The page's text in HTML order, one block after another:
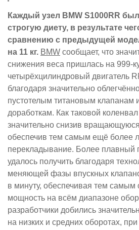
Каждый узел BMW S1000RR
строгую диету, в результате
сравнению с предыдущей
на 11 кг. BMW сообщает, что
снижения веса пришлась на 999-
четырёхцилиндровый двигатель
благодаря значительно
пустотелым титановым клапанам
доработкам. Как таковой коленвал
значительно снизив
обеспечив тем самым ещё более
перекладывание. Более плавный
удалось получить благодаря
меняющей фазы впускных
в минуту, обеспечивая тем самым
мощность на всём диапазоне
разработчики добились
на низких и средних оборотах,